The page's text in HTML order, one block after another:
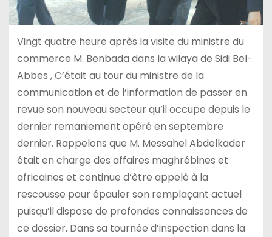
Vingt quatre heure après la visite du ministre du
commerce M. Benbada dans la wilaya de Sidi Bel-
Abbes , C’était au tour du ministre de la
communication et de l’information de passer en
revue son nouveau secteur qu’il occupe depuis le
dernier remaniement opéré en septembre
dernier. Rappelons que M. Messahel Abdelkader
était en charge des affaires maghrébines et
africaines et continue d’être appelé à la
rescousse pour épauler son remplaçant actuel
puisqu’il dispose de profondes connaissances de
ce dossier. Dans sa tournée d’inspection dans la